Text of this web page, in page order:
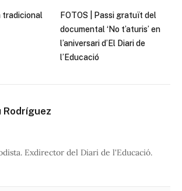
tradicional
FOTOS | Passi gratuït del
documental ‘No t’aturis’ en
l’aniversari d’El Diari de
l’Educació
Rodríguez
Exdirector del Diari de l'Educació.